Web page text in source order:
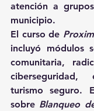
atención a
municipio.
El curso de
incluyó módulos
comunitaria,
turismo seguro.
sobre Blanqueo